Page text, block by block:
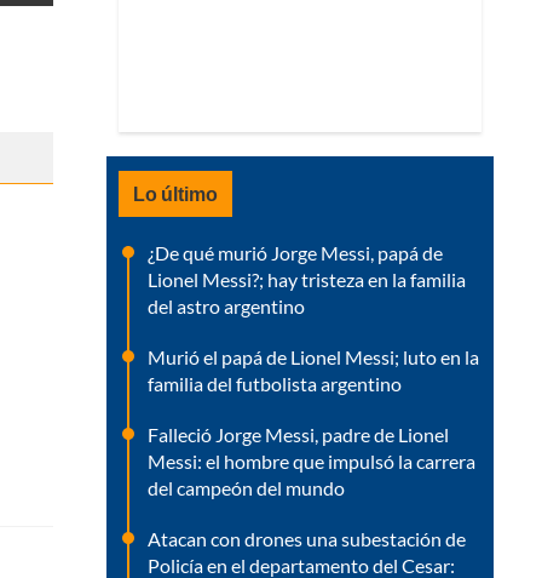
Lo último
¿De qué murió Jorge Messi, papá de
Lionel Messi?; hay tristeza en la familia
del astro argentino
Murió el papá de Lionel Messi; luto en la
familia del futbolista argentino
Falleció Jorge Messi, padre de Lionel
Messi: el hombre que impulsó la carrera
del campeón del mundo
Atacan con drones una subestación de
Policía en el departamento del Cesar: